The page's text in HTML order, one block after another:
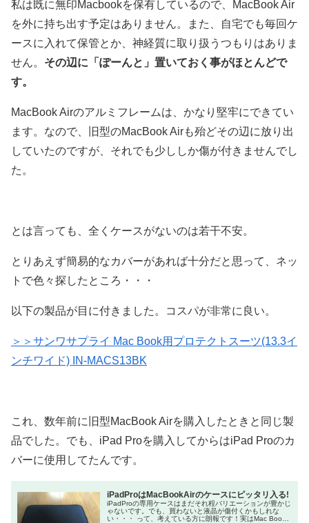
私は既に無印Macbookを保有しているので、MacBook Air
を外に持ち出す予定はありません。また、自宅でも毎回ケ
ースに入れて保管とか、神経質に取り扱うつもりはありま
せん。 その辺に「ぽーんと」置いておく事がほとんどで
す。
MacBook Airのアルミフレームは、かなり堅牢にできてい
ます。なので、旧型のMacBook Airも殆どその辺に放り出
していたのですが、それでも少ししか傷が付きませんでし
た。
とは言っても、全くケースがないのは若干不安。
とりあえず簡易的なカバーがあれば十分だと思って、ネッ
トで色々探したところ・・・
以下の製品が目に付きました。コスパが非常に良い。
＞＞サンワサプライ Mac Book用プロテクトスーツ(13.3イ
ンチワイド) IN-MACS13BK
これ、数年前に旧型MacBook Airを購入したときと同じ製
品でした。でも、iPad Proを購入してからはiPad Proのカ
バーに使用してたんです。
iPadProはMacBookAirのケースにピッタリ入る!
iPadProの専用ケースはまだそれ程バリエーションが豊かじ
ゃないです。でも、買わないと液晶が傷付くかもしれな
い・・・ って、考えている方に朗報です！実はMac Book